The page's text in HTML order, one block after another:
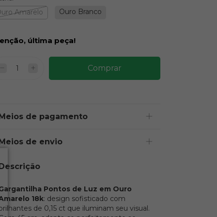
Amarelo Ouro Branco
última peça!
de pagamento
de envio
Pontos de Luz em Ouro
18k: design sofisticado com
de 0,15 ct que iluminam seu visual.